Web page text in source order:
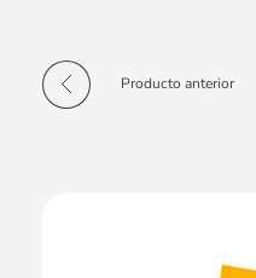
Producto anterior